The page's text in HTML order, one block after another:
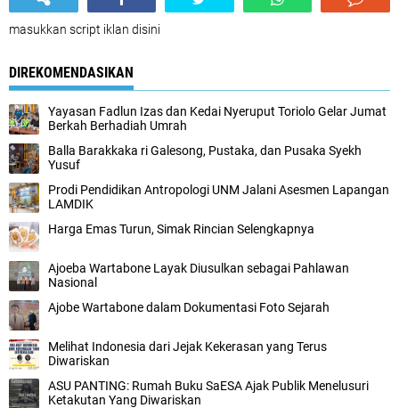
masukkan script iklan disini
DIREKOMENDASIKAN
Yayasan Fadlun Izas dan Kedai Nyeruput Toriolo Gelar Jumat
Berkah Berhadiah Umrah
Balla Barakkaka ri Galesong, Pustaka, dan Pusaka Syekh
Yusuf
Prodi Pendidikan Antropologi UNM Jalani Asesmen Lapangan
LAMDIK
Harga Emas Turun, Simak Rincian Selengkapnya
Ajoeba Wartabone Layak Diusulkan sebagai Pahlawan
Nasional
Ajobe Wartabone dalam Dokumentasi Foto Sejarah
Melihat Indonesia dari Jejak Kekerasan yang Terus
Diwariskan
ASU PANTING: Rumah Buku SaESA Ajak Publik Menelusuri
Ketakutan Yang Diwariskan